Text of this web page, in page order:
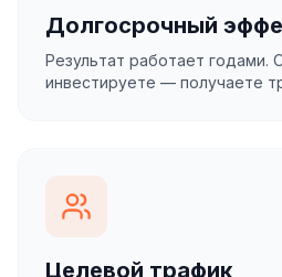
Долгосрочный
Результат работает годами.
инвестируете — получаете
Целевой трафик